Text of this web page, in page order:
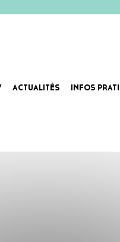
ACTUALITÉS INFOS